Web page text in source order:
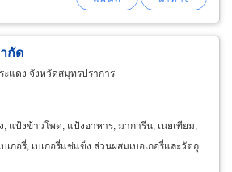
กัด
ะแดง จังหวัดสมุทรปราการ
แป้งข้าวโพด, แป้งอาหาร, มาการีน, เนยเทียม,
กอรี่, เบเกอรี่แช่แข็ง ส่วนผสมเบอเกอรี่และวัตถุ